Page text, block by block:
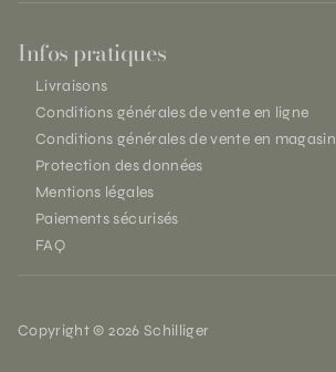
Infos pratiques
Livraisons
Conditions générales de vente en ligne
Conditions générales de vente en magasin
Protection des données
Mentions légales
Paiements sécurisés
FAQ
Copyright © 2026 Schilliger